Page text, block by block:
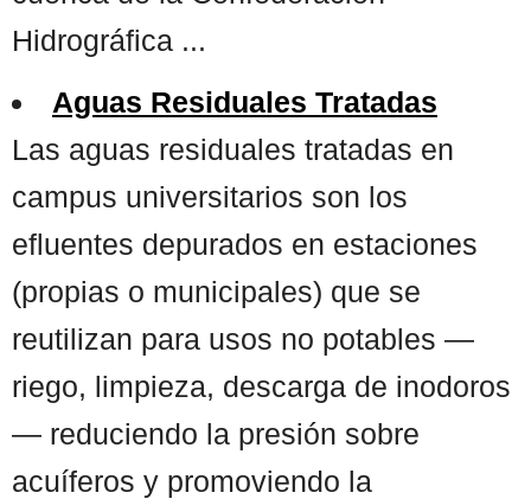
Hidrográfica ...
Aguas Residuales Tratadas
Las aguas residuales tratadas en
campus universitarios son los
efluentes depurados en estaciones
(propias o municipales) que se
reutilizan para usos no potables —
riego, limpieza, descarga de inodoros
— reduciendo la presión sobre
acuíferos y promoviendo la